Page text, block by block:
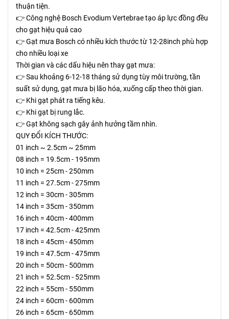
thuận tiện.
👉 Công nghệ Bosch Evodium Vertebrae tạo áp lực đồng đều
cho gạt hiệu quả cao
👉 Gạt mưa Bosch có nhiều kích thước từ 12-28inch phù hợp
cho nhiều loại xe
Thời gian và các dấu hiệu nên thay gạt mưa:
👉 Sau khoảng 6-12-18 tháng sử dụng tùy môi trường, tần
suất sử dụng, gạt mưa bị lão hóa, xuống cấp theo thời gian.
👉 Khi gạt phát ra tiếng kêu.
👉 Khi gạt bị rung lắc.
👉 Gạt không sạch gây ảnh hưởng tầm nhìn.
QUY ĐỔI KÍCH THƯỚC:
01 inch ~ 2.5cm ~ 25mm
08 inch = 19.5cm - 195mm
10 inch = 25cm - 250mm
11 inch = 27.5cm - 275mm
12 inch = 30cm - 305mm
14 inch = 35cm - 350mm
16 inch = 40cm - 400mm
17 inch = 42.5cm - 425mm
18 inch = 45cm - 450mm
19 inch = 47.5cm - 475mm
20 inch = 50cm - 500mm
21 inch = 52.5cm - 525mm
22 inch = 55cm - 550mm
24 inch = 60cm - 600mm
26 inch = 65cm - 650mm